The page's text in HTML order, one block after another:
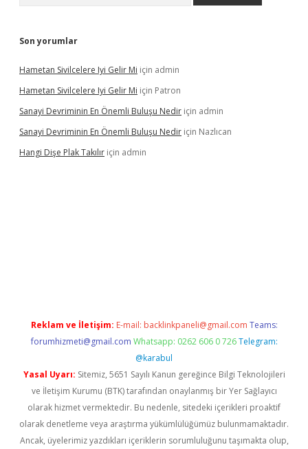
Son yorumlar
Hametan Sivilcelere Iyi Gelir Mi için admin
Hametan Sivilcelere Iyi Gelir Mi için Patron
Sanayi Devriminin En Önemli Buluşu Nedir için admin
Sanayi Devriminin En Önemli Buluşu Nedir için Nazlıcan
Hangi Dişe Plak Takılır için admin
Reklam ve İletişim: E-mail: backlinkpaneli@gmail.com Teams:
forumhizmeti@gmail.com Whatsapp: 0262 606 0 726 Telegram:
@karabul
Yasal Uyarı: Sitemiz, 5651 Sayılı Kanun gereğince Bilgi Teknolojileri
ve İletişim Kurumu (BTK) tarafından onaylanmış bir Yer Sağlayıcı
olarak hizmet vermektedir. Bu nedenle, sitedeki içerikleri proaktif
olarak denetleme veya araştırma yükümlülüğümüz bulunmamaktadır.
Ancak, üyelerimiz yazdıkları içeriklerin sorumluluğunu taşımakta olup,